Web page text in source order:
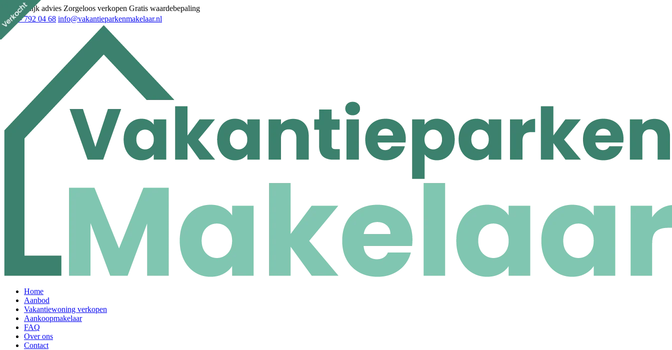
Persoonlijk advies Zorgeloos verkopen Gratis waardebepaling
023 - 792 04 68 info@vakantieparkenmakelaar.nl
Home
Aanbod
Vakantiewoning verkopen
Aankoopmakelaar
FAQ
Over ons
Contact